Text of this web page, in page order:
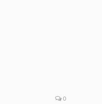
0